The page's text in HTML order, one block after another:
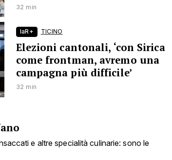
32 min
laR+ TICINO
Elezioni cantonali, ‘con Sirica
come frontman, avremo una
campagna più difficile’
32 min
e altre specialità culinarie: sono le